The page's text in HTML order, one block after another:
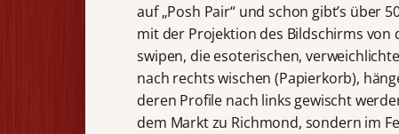
auf „Posh Pair“ und schon gibt’s über
mit der Projektion des Bildschirms von
swipen, die esoterischen,
nach rechts wischen (Papierkorb),
deren Profile nach links gewischt
dem Markt zu Richmond, sondern im